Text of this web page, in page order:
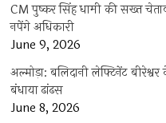
CM पुष्कर सिंह धामी की सख्त
नपेंगे अधिकारी
June 9, 2026
अल्मोड़ा: बलिदानी लेफ्टिनेंट
बंधाया ढांढस
June 8, 2026